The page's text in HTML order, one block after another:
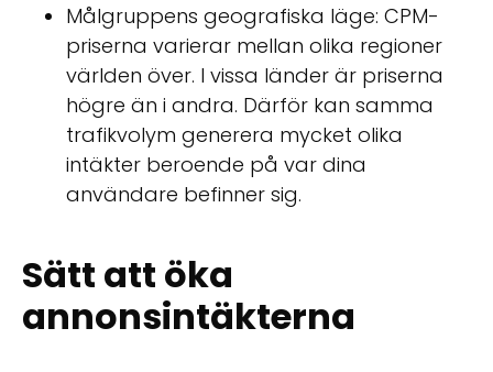
Målgruppens geografiska läge: CPM-
priserna varierar mellan olika regioner
världen över. I vissa länder är priserna
högre än i andra. Därför kan samma
trafikvolym generera mycket olika
intäkter beroende på var dina
användare befinner sig.
Sätt att öka
annonsintäkterna